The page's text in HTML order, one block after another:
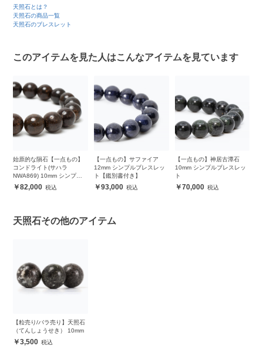
天照石とは？
天照石の商品一覧
天照石のブレスレット
このアイテムを見た人はこんなアイテムを見ています
始原的な隕石【一点もの】
コンドライト(サハラ
NWA869) 10mm シンプル
ブレスレット
82,000
【一点もの】サファイア
12mm シンプルブレスレッ
ト【鑑別書付き】
93,000
【一点もの】神居古潭石
10mm シンプルブレスレッ
ト
70,000
天照石その他のアイテム
【粒売り/バラ売り】天照石
（てんしょうせき） 10mm
3,500